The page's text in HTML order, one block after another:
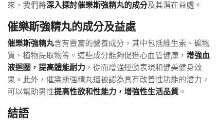
來，我們將深入探討催樂斯強精丸的成分及其潛在益處。
催樂斯強精丸的成分及益處
催樂斯強精丸含有豐富的營養成分，其中包括維生素、礦物
質、植物提取物等。這些成分能夠促進心血管健康， 增強血
液迴圈，提高體能耐力 ，從而增強運動表現和健美健身效
果。此外，催樂斯強精丸還被認為具有改善性功能的潛力，
可以幫助男性提高性欲和性能力，增強性生活品質 。
結語